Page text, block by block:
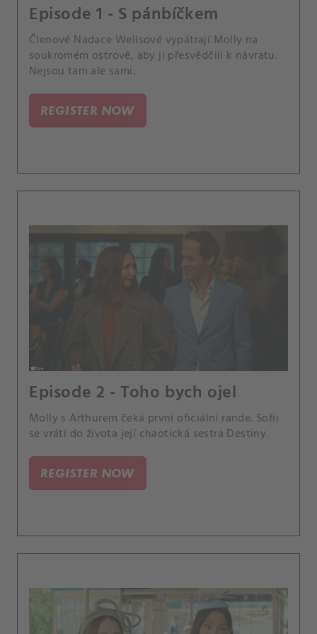
Episode 1 - S pánbíčkem
Členové Nadace Wellsové vypátrají Molly na
soukromém ostrově, aby ji přesvědčili k návratu.
Nejsou tam ale sami.
REGISTER NOW
Episode 2 - Toho bych ojel
Molly s Arthurem čeká první oficiální rande. Sofii
se vrátí do života její chaotická sestra Destiny.
REGISTER NOW